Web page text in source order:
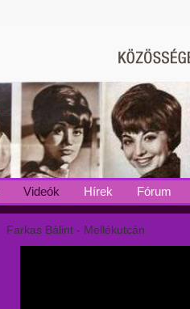
Videók Hírek Fórum
Farkas Bálint - Mellékutcán